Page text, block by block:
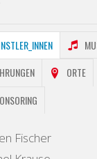
ORTE
Fischer